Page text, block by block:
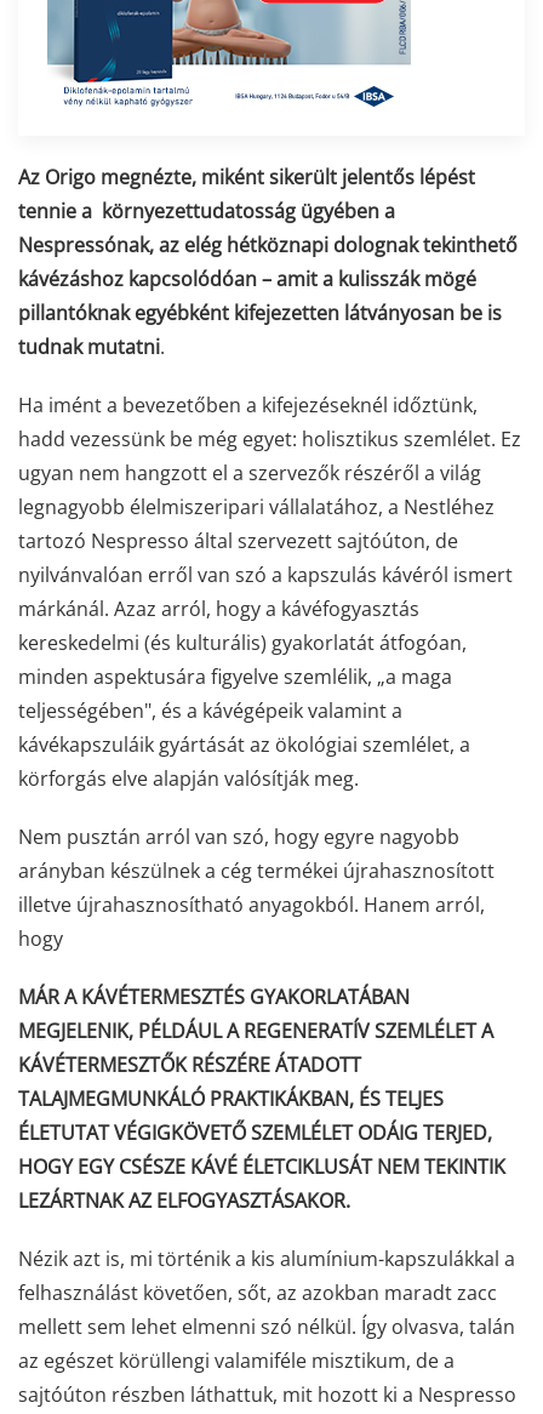
Az Origo megnézte, miként sikerült jelentős lépést
tennie a környezettudatosság ügyében a
Nespressónak, az elég hétköznapi dolognak tekinthető
kávézáshoz kapcsolódóan – amit a kulisszák mögé
pillantóknak egyébként kifejezetten látványosan be is
tudnak mutatni.
Ha imént a bevezetőben a kifejezéseknél időztünk,
hadd vezessünk be még egyet: holisztikus szemlélet. Ez
ugyan nem hangzott el a szervezők részéről a világ
legnagyobb élelmiszeripari vállalatához, a Nestléhez
tartozó Nespresso által szervezett sajtóúton, de
nyilvánvalóan erről van szó a kapszulás kávéról ismert
márkánál. Azaz arról, hogy a kávéfogyasztás
kereskedelmi (és kulturális) gyakorlatát átfogóan,
minden aspektusára figyelve szemlélik, „a maga
teljességében", és a kávégépeik valamint a
kávékapszuláik gyártását az ökológiai szemlélet, a
körforgás elve alapján valósítják meg.
Nem pusztán arról van szó, hogy egyre nagyobb
arányban készülnek a cég termékei újrahasznosított
illetve újrahasznosítható anyagokból. Hanem arról,
hogy
MÁR A KÁVÉTERMESZTÉS GYAKORLATÁBAN
MEGJELENIK, PÉLDÁUL A REGENERATÍV SZEMLÉLET A
KÁVÉTERMESZTŐK RÉSZÉRE ÁTADOTT
TALAJMEGMUNKÁLÓ PRAKTIKÁKBAN, ÉS TELJES
ÉLETUTAT VÉGIGKÖVETŐ SZEMLÉLET ODÁIG TERJED,
HOGY EGY CSÉSZE KÁVÉ ÉLETCIKLUSÁT NEM TEKINTIK
LEZÁRTNAK AZ ELFOGYASZTÁSAKOR.
Nézik azt is, mi történik a kis alumínium-kapszulákkal a
felhasználást követően, sőt, az azokban maradt zacc
mellett sem lehet elmenni szó nélkül. Így olvasva, talán
az egészet körüllengi valamiféle misztikum, de a
sajtóúton részben láthattuk, mit hozott ki a Nespresso